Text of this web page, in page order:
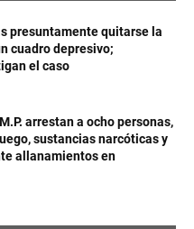
presuntamente quitarse la
cuadro depresivo;
el caso
arrestan a ocho personas,
sustancias narcóticas y
allanamientos en